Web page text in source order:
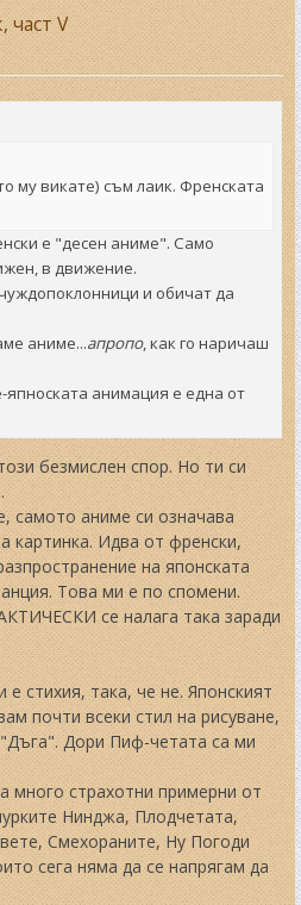
част V
му викате) съм лаик. Френската
е "десен аниме". Само
в движение.
и обичат да
аниме...апропо, как го наричаш
япноската анимация е една от
безмислен спор. Но ти си
самото аниме си означава
картинка. Идва от френски,
на японската
Това ми е по спомени.
се налага така заради
стихия, така, че не. Японският
почти всеки стил на рисуване,
Дори Пиф-четата са ми
много страхотни примерни от
Нинджа, Плодчетата,
Смехораните, Ну Погоди
сега няма да се напрягам да